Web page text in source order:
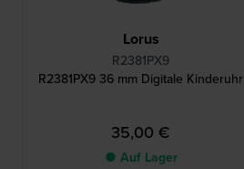
Lorus
R2381PX9
R2381PX9 36 mm Digitale Kinderuhr
35,00 €
● Auf Lager